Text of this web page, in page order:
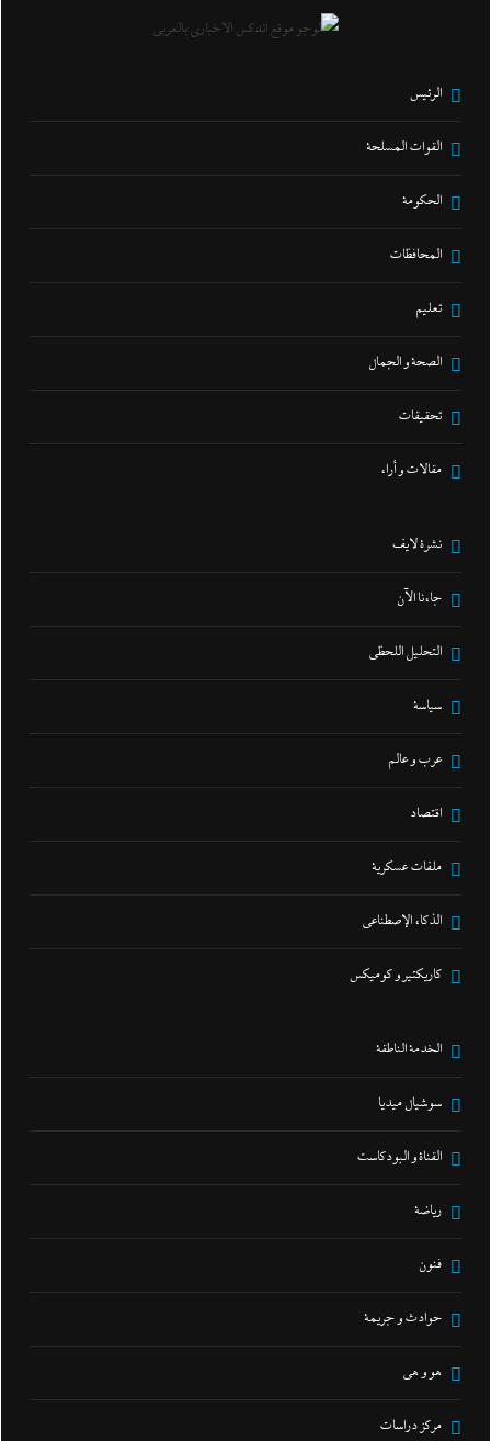
الرئيس
القوات المسلحة
الحكومة
المحافظات
تعليم
الصحة و الجمال
تحقيقات
مقالات و أراء
نشرة لايف
جاءنا الآن
التحليل اللحظي
سياسة
عرب و عالم
اقتصاد
ملفات عسكرية
الذكاء الإصطناعي
كاريكتير و كوميكس
الخدمة الناطقة
سوشيال ميديا
القناة و البودكاست
رياضة
فنون
حوادث و جريمة
هو و هي
مركز دراسات